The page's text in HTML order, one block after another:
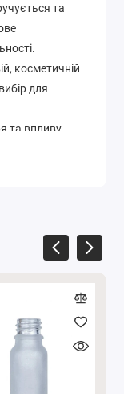
та
косметичній
для
та впливу
середовища.